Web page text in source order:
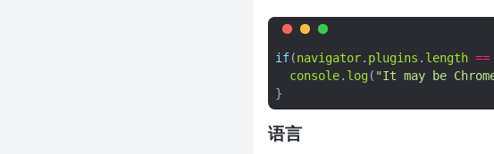
if(navigator. plugins . length ==
console. log ( "It may be
}
语言